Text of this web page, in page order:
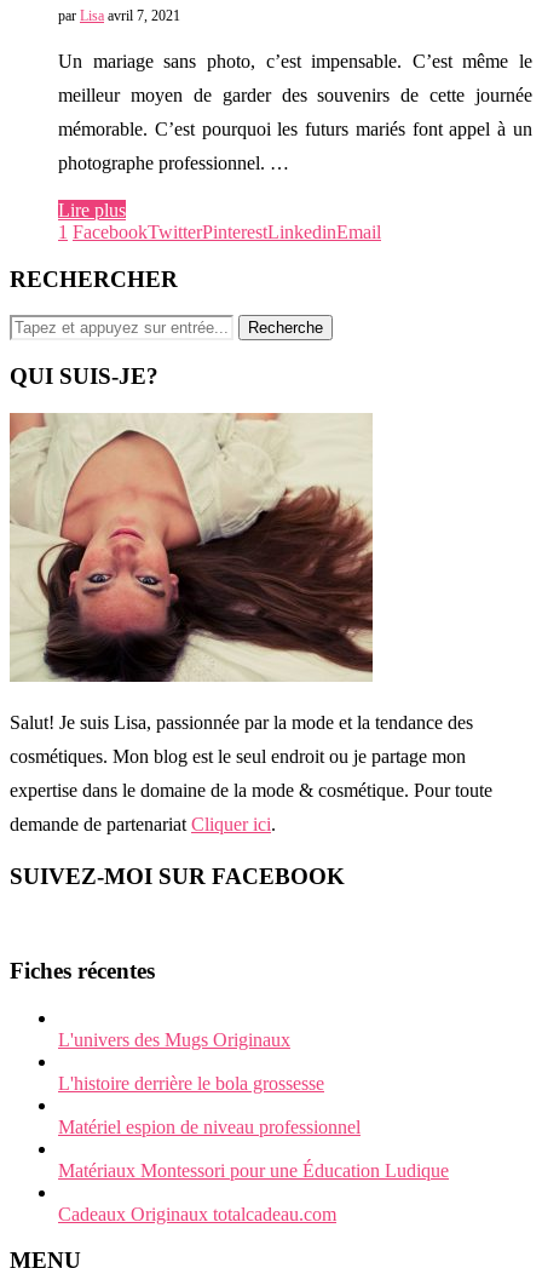
par Lisa avril 7, 2021
Un mariage sans photo, c’est impensable. C’est même le
meilleur moyen de garder des souvenirs de cette journée
mémorable. C’est pourquoi les futurs mariés font appel à un
photographe professionnel. …
Lire plus
1 FacebookTwitterPinterestLinkedinEmail
RECHERCHER
QUI SUIS-JE?
Salut! Je suis Lisa, passionnée par la mode et la tendance des
cosmétiques. Mon blog est le seul endroit ou je partage mon
expertise dans le domaine de la mode & cosmétique. Pour toute
demande de partenariat Cliquer ici.
SUIVEZ-MOI SUR FACEBOOK
Fiches récentes
L'univers des Mugs Originaux
L'histoire derrière le bola grossesse
Matériel espion de niveau professionnel
Matériaux Montessori pour une Éducation Ludique
Cadeaux Originaux totalcadeau.com
MENU